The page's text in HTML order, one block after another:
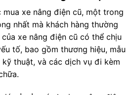
mua xe nâng điện cũ, một trong
nhất mà khách hàng thường
xe nâng điện cũ có thể chịu
tố, bao gồm thương hiệu, mẫu
thuật, và các dịch vụ đi kèm